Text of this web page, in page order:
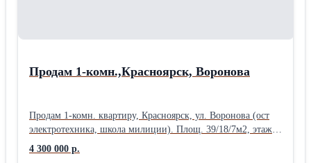
Продам 1-комн.,Красноярск, Воронова
Продам 1-комн. квартиру, Красноярск, ул. Воронова (ост
электротехника, школа милиции). Площ. 39/18/7м2, этаж
8/9 панельный дом, есть балкон, санузел раздельный,
состояние удовлетворительное, требуется ремонт. Без
4 300 000 р.